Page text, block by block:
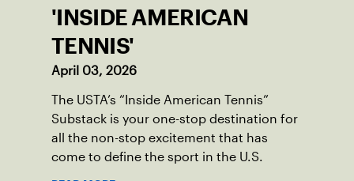
'INSIDE AMERICAN
TENNIS'
April 03, 2026
The USTA’s “Inside American Tennis”
Substack is your one-stop destination for
all the non-stop excitement that has
come to define the sport in the U.S.